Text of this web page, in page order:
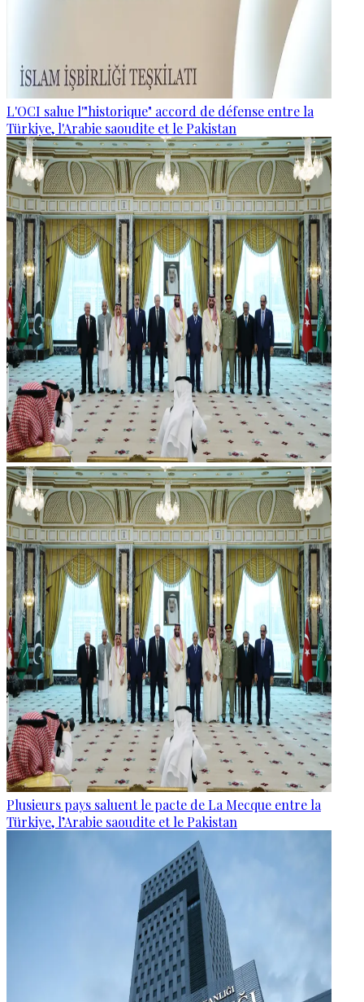
L'OCI salue l'"historique" accord de défense entre la
Türkiye, l'Arabie saoudite et le Pakistan
Plusieurs pays saluent le pacte de La Mecque entre la
Türkiye, l’Arabie saoudite et le Pakistan